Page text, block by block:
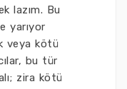
lazım. Bu
yarıyor
veya kötü
bu tür
zira kötü